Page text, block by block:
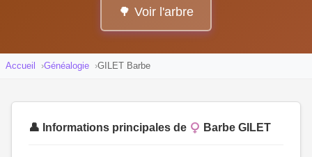
🌳 Voir l'arbre
Accueil Généalogie GILET Barbe
👤 Informations principales de Barbe GILET